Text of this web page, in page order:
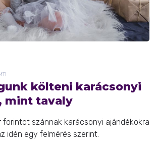
költeni karácsonyi
mint tavaly
forintot szánnak karácsonyi ajándékokra
idén egy felmérés szerint.